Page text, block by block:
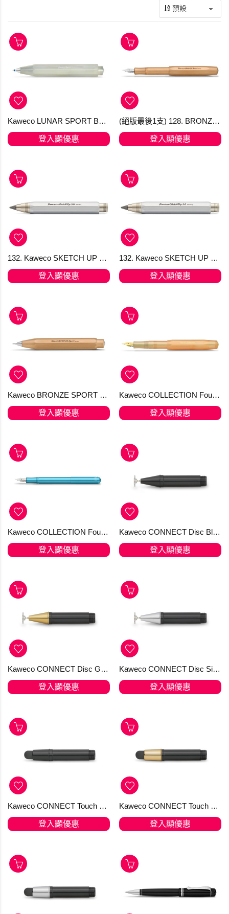
Kaweco LUNAR SPORT Ballpen Light Green
登入顯優惠
(絕版最後1支) 128. BRONZE SPORT Fountain Pen EF nib
登入顯優惠
132. Kaweco SKETCH UP Pencil 5.6 mm Satin Chrome (只限1支)
登入顯優惠
132. Kaweco SKETCH UP Pencil 5.6 mm Satin Chrome 逢星期六 旺角發貨
登入顯優惠
Kaweco BRONZE SPORT Mechanical Pencil
登入顯優惠
Kaweco COLLECTION Fountain Pen Apricot Pearl
登入顯優惠
Kaweco COLLECTION Fountain Pen Liliput Blue
登入顯優惠
Kaweco CONNECT Disc Black
登入顯優惠
Kaweco CONNECT Disc Gold
登入顯優惠
Kaweco CONNECT Disc Silver
登入顯優惠
Kaweco CONNECT Touch Black
登入顯優惠
Kaweco CONNECT Touch Gold
登入顯優惠